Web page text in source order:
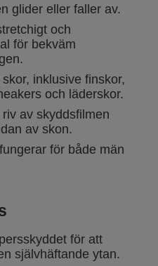
glider eller faller av.
och
för bekväm
inklusive finskor,
och läderskor.
av skyddsfilmen
av skon.
för både män
för att
självhäftande ytan.